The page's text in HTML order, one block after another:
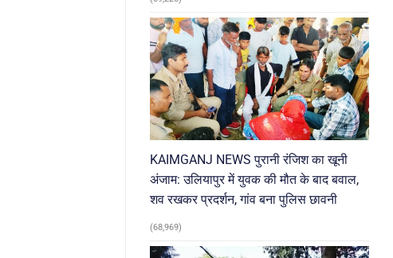
KAIMGANJ NEWS पुरानी रंजिश का खूनी
अंजाम: उलियापुर में युवक की मौत के बाद बवाल,
शव रखकर प्रदर्शन, गांव बना पुलिस छावनी
(68,969)